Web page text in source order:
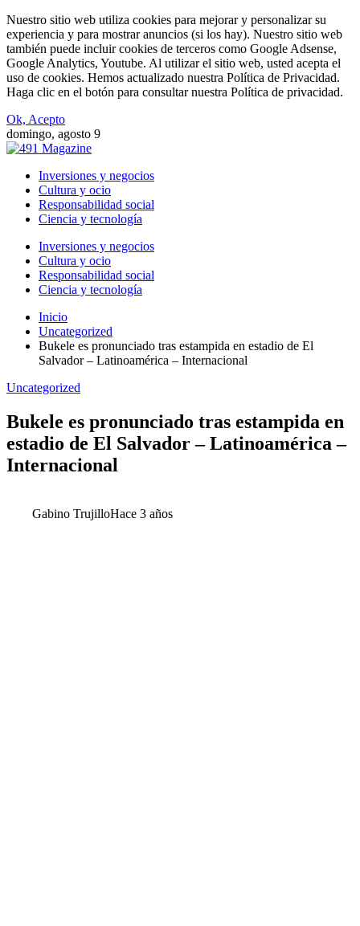
Nuestro sitio web utiliza cookies para mejorar y personalizar su
experiencia y para mostrar anuncios (si los hay). Nuestro sitio web
también puede incluir cookies de terceros como Google Adsense,
Google Analytics, Youtube. Al utilizar el sitio web, usted acepta el
uso de cookies. Hemos actualizado nuestra Política de Privacidad.
Haga clic en el botón para consultar nuestra Política de privacidad.
Ok, Acepto
domingo, agosto 9
Inversiones y negocios
Cultura y ocio
Responsabilidad social
Ciencia y tecnología
Inversiones y negocios
Cultura y ocio
Responsabilidad social
Ciencia y tecnología
Inicio
Uncategorized
Bukele es pronunciado tras estampida en estadio de El
Salvador – Latinoamérica – Internacional
Uncategorized
Bukele es pronunciado tras estampida en
estadio de El Salvador – Latinoamérica –
Internacional
Gabino TrujilloHace 3 años